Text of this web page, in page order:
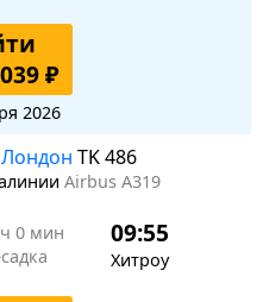
₽
2026
TK 486
Airbus A319
0 мин
09:55
Хитроу